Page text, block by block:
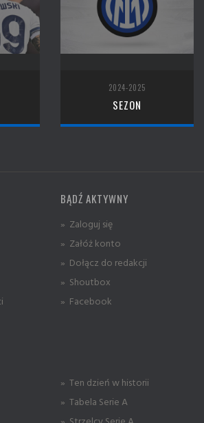
2024-2025
SEZON
BĄDŹ AKTYWNY
» Zaloguj się
» Załóż konto
» Dołącz do redakcji
» Shoutbox
» Facebook
» Ten dzień w historii
» Tabela Serie A